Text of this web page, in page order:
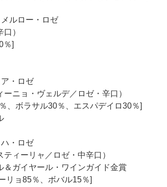
ルロー・ロゼ
口）
％]
・ロゼ
ーニョ・ヴェルデ／ロゼ・辛口）
、ボラサル30％、エスパデイロ30％]
・ロゼ
ティーリャ／ロゼ・中辛口）
ガイヤール・ワインガイド金賞
リョ85％、ボバル15％]